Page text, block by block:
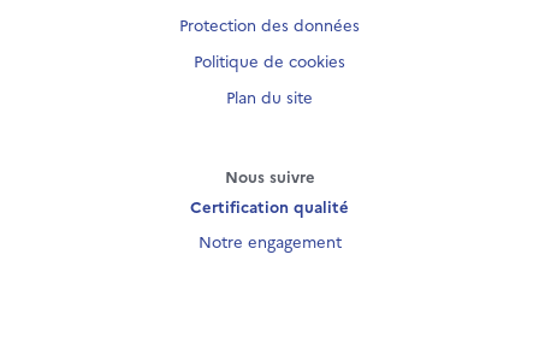
Protection des données
Politique de cookies
Plan du site
Nous suivre
Certification qualité
Notre engagement